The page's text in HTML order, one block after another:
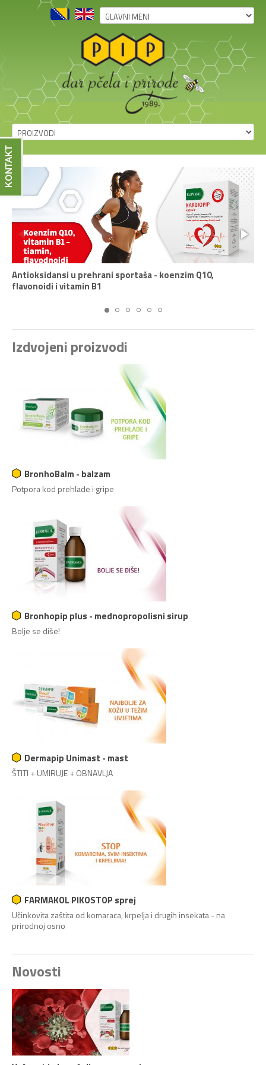
Antioksidansi u prehrani sportaša - koenzim Q10,
flavonoidi i vitamin B1
Zima i zimski uvjeti neprijatelj su kože – zaštitite kožu od
oštrih ugriza zime!
Izdvojeni proizvodi
BronhoBalm - balzam
Potpora kod prehlade i gripe
Bronhopip plus - mednopropolisni sirup
Bolje se diše!
Dermapip Unimast - mast
ŠTITI + UMIRUJE + OBNAVLJA
FARMAKOL PIKOSTOP sprej
Učinkovita zaštita od komaraca, krpelja i drugih insekata - na
prirodnoj osno
Novosti